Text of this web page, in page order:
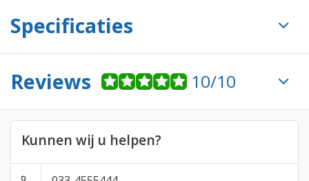
Specificaties
Reviews 10/10
Kunnen wij u helpen?